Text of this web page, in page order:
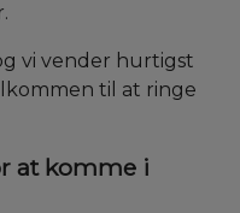
vi vender hurtigst
til at ringe
at komme i